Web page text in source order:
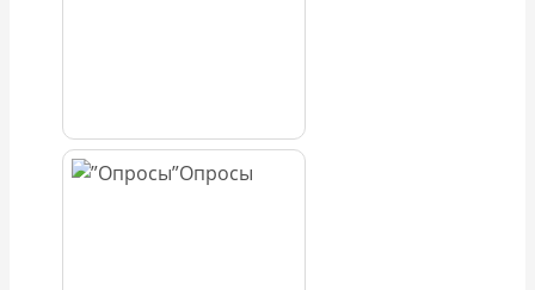
Опросы